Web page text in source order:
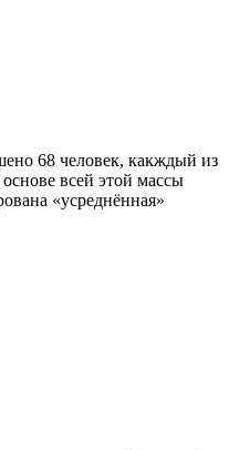
68 человек, какждый из
всей этой массы
«усреднённая»